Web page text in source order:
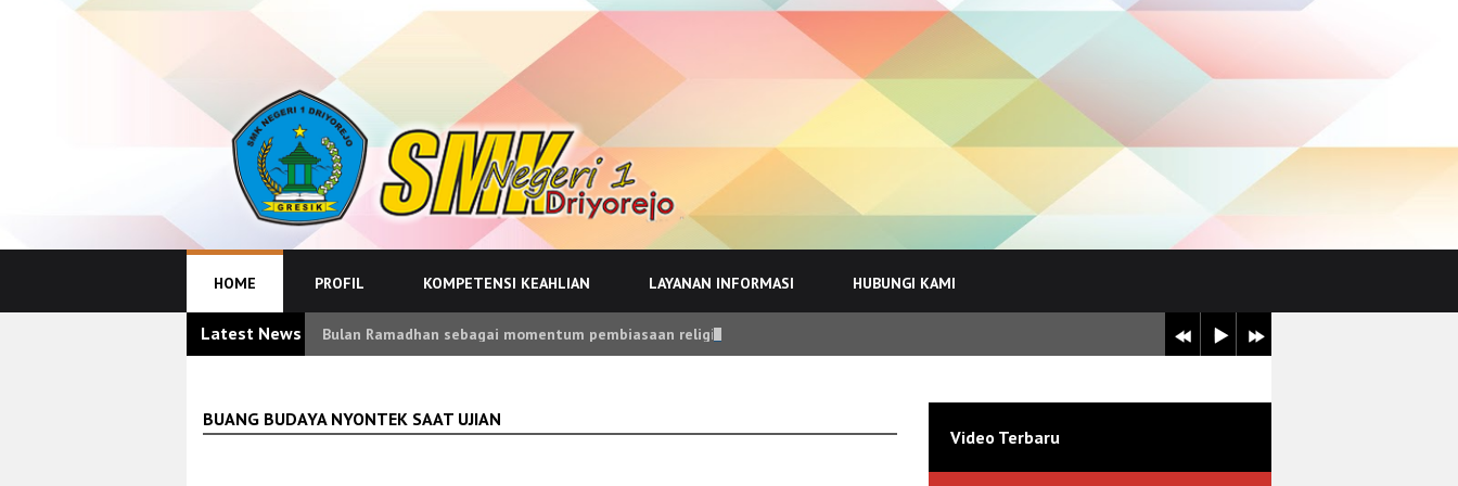
HOME PROFIL KOMPETENSI KEAHLIAN LAYANAN INFORMASI HUBUNGI KAMI
Latest News Bulan Ramadhan sebagai momentum pembiasaan religius yang terintegrasi dalam proses pendidikan karakter di sekolah
BUANG BUDAYA NYONTEK SAAT UJIAN
Video Terbaru